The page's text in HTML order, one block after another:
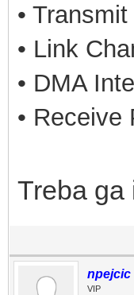
•
• Link
• DMA
•
Treba ga
npejcic
VIP